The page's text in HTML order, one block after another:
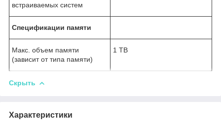
встраиваемых систем
Спецификации памяти
Макс. объем памяти
(зависит от типа памяти)
1 TB
Скрыть
Характеристики